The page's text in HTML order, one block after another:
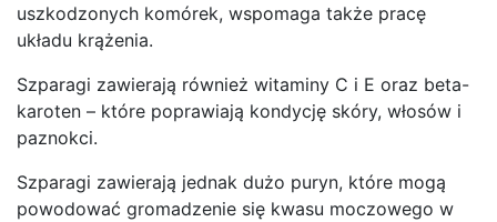
uszkodzonych komórek, wspomaga także pracę
układu krążenia.
Szparagi zawierają również witaminy C i E oraz beta-
karoten – które poprawiają kondycję skóry, włosów i
paznokci.
Szparagi zawierają jednak dużo puryn, które mogą
powodować gromadzenie się kwasu moczowego w